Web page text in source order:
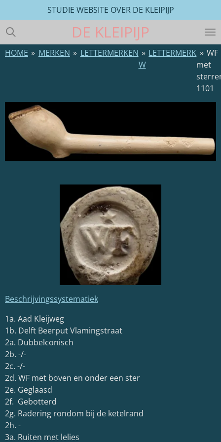
direct
naar
de
hoofdinhoud
DE KLEIPIJP
STUDIE WEBSITE OVER DE KLEIPIJP
HOME » MERKEN » LETTERMERKEN » LETTERMERK
W
» WF
met
1101
Beschrijvingssystematiek
1a. Aad Kleijweg
1b. Delft Beerput Vlamingstraat
2a. Dubbelconisch
2b. -/-
2c. -/-
2d. WF met boven en onder een ster
2e. Geglaasd
2f. Gebotterd
2g. Radering rondom bij de ketelrand
2h. -
3a. Ruiten met lelies